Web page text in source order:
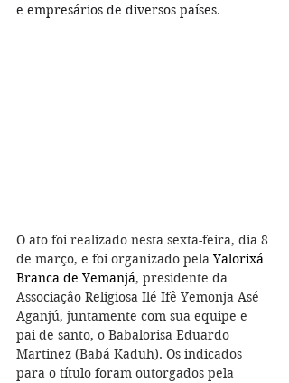
e empresários de diversos países.
O ato foi realizado nesta sexta-feira, dia 8
de março, e foi organizado pela Yalorixá
Branca de Yemanjá, presidente da
Associaçâo Religiosa Ilé Ifê Yemonja Asé
Aganjú, juntamente com sua equipe e
pai de santo, o Babalorisa Eduardo
Martinez (Babá Kaduh). Os indicados
para o título foram outorgados pela